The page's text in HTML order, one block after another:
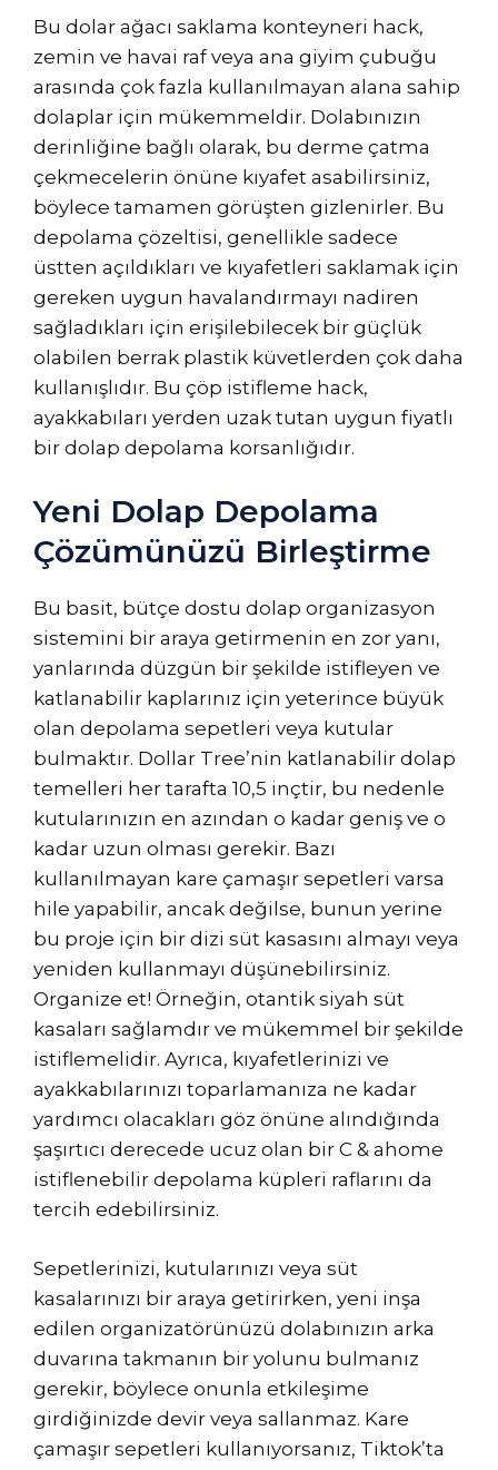
Bu dolar ağacı saklama konteyneri hack,
zemin ve havai raf veya ana giyim çubuğu
arasında çok fazla kullanılmayan alana sahip
dolaplar için mükemmeldir. Dolabınızın
derinliğine bağlı olarak, bu derme çatma
çekmecelerin önüne kıyafet asabilirsiniz,
böylece tamamen görüşten gizlenirler. Bu
depolama çözeltisi, genellikle sadece
üstten açıldıkları ve kıyafetleri saklamak için
gereken uygun havalandırmayı nadiren
sağladıkları için erişilebilecek bir güçlük
olabilen berrak plastik küvetlerden çok daha
kullanışlıdır. Bu çöp istifleme hack,
ayakkabıları yerden uzak tutan uygun fiyatlı
bir dolap depolama korsanlığıdır.
Yeni Dolap Depolama
Çözümünüzü Birleştirme
Bu basit, bütçe dostu dolap organizasyon
sistemini bir araya getirmenin en zor yanı,
yanlarında düzgün bir şekilde istifleyen ve
katlanabilir kaplarınız için yeterince büyük
olan depolama sepetleri veya kutular
bulmaktır. Dollar Tree’nin katlanabilir dolap
temelleri her tarafta 10,5 inçtir, bu nedenle
kutularınızın en azından o kadar geniş ve o
kadar uzun olması gerekir. Bazı
kullanılmayan kare çamaşır sepetleri varsa
hile yapabilir, ancak değilse, bunun yerine
bu proje için bir dizi süt kasasını almayı veya
yeniden kullanmayı düşünebilirsiniz.
Organize et! Örneğin, otantik siyah süt
kasaları sağlamdır ve mükemmel bir şekilde
istiflemelidir. Ayrıca, kıyafetlerinizi ve
ayakkabılarınızı toparlamanıza ne kadar
yardımcı olacakları göz önüne alındığında
şaşırtıcı derecede ucuz olan bir C & ahome
istiflenebilir depolama küpleri raflarını da
tercih edebilirsiniz.
Sepetlerinizi, kutularınızı veya süt
kasalarınızı bir araya getirirken, yeni inşa
edilen organizatörünüzü dolabınızın arka
duvarına takmanın bir yolunu bulmanız
gerekir, böylece onunla etkileşime
girdiğinizde devir veya sallanmaz. Kare
çamaşır sepetleri kullanıyorsanız, Tiktok’ta